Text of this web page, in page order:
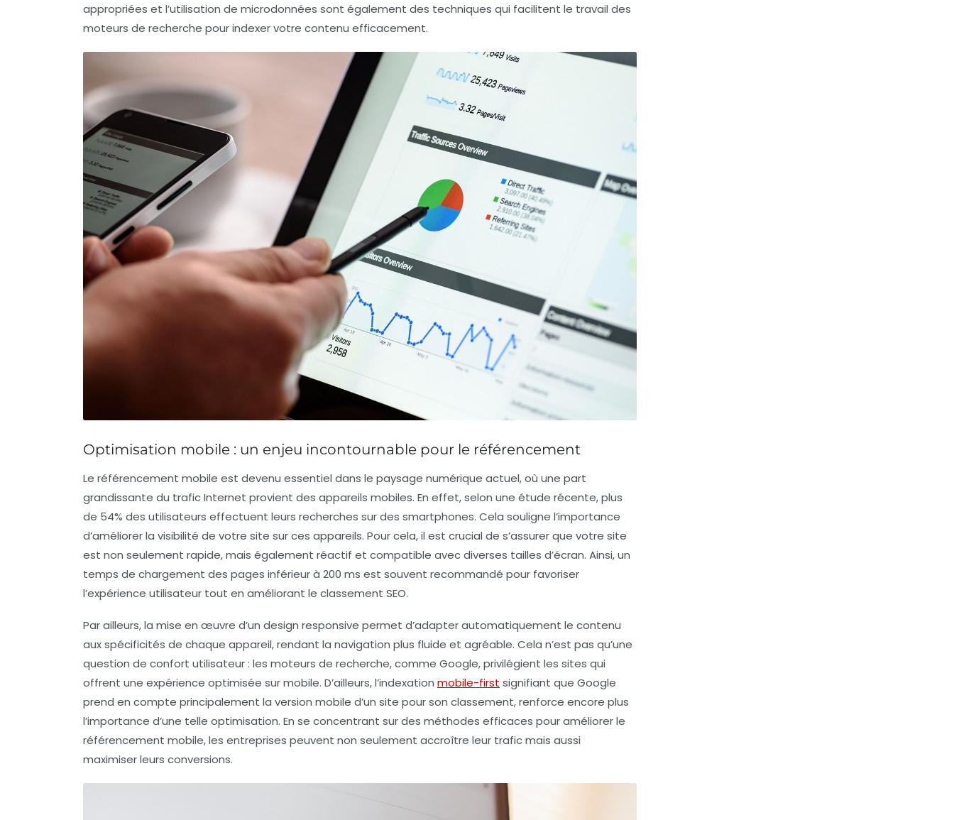
appropriées et l’utilisation de microdonnées sont également des techniques qui facilitent le travail des
moteurs de recherche pour indexer votre contenu efficacement.
Optimisation mobile : un enjeu incontournable pour le référencement
Le référencement mobile est devenu essentiel dans le paysage numérique actuel, où une part
grandissante du trafic Internet provient des appareils mobiles. En effet, selon une étude récente, plus
de 54% des utilisateurs effectuent leurs recherches sur des smartphones. Cela souligne l’importance
d’améliorer la visibilité de votre site sur ces appareils. Pour cela, il est crucial de s’assurer que votre site
est non seulement rapide, mais également réactif et compatible avec diverses tailles d’écran. Ainsi, un
temps de chargement des pages inférieur à 200 ms est souvent recommandé pour favoriser
l’expérience utilisateur tout en améliorant le classement SEO.
Par ailleurs, la mise en œuvre d’un design responsive permet d’adapter automatiquement le contenu
aux spécificités de chaque appareil, rendant la navigation plus fluide et agréable. Cela n’est pas qu’une
question de confort utilisateur : les moteurs de recherche, comme Google, privilégient les sites qui
offrent une expérience optimisée sur mobile. D’ailleurs, l’indexation mobile-first signifiant que Google
prend en compte principalement la version mobile d’un site pour son classement, renforce encore plus
l’importance d’une telle optimisation. En se concentrant sur des méthodes efficaces pour améliorer le
référencement mobile, les entreprises peuvent non seulement accroître leur trafic mais aussi
maximiser leurs conversions.